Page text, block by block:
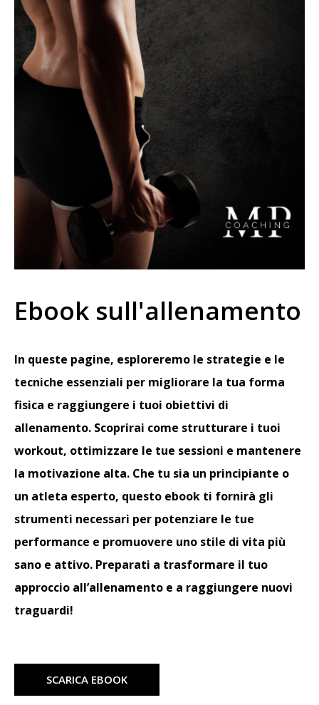
Ebook sull'allenamento
In queste pagine, esploreremo le strategie e le
tecniche essenziali per migliorare la tua forma
fisica e raggiungere i tuoi obiettivi di
allenamento. Scoprirai come strutturare i tuoi
workout, ottimizzare le tue sessioni e mantenere
la motivazione alta. Che tu sia un principiante o
un atleta esperto, questo ebook ti fornirà gli
strumenti necessari per potenziare le tue
performance e promuovere uno stile di vita più
sano e attivo. Preparati a trasformare il tuo
approccio all’allenamento e a raggiungere nuovi
traguardi!
SCARICA EBOOK